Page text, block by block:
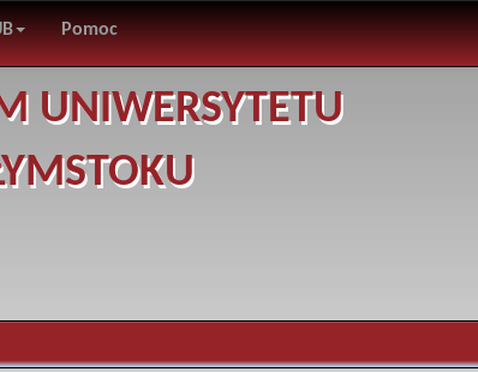
Pomoc
UNIWERSYTETU